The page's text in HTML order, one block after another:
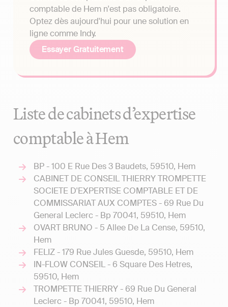
comptable de Hem n'est pas obligatoire.
Optez dès aujourd'hui pour une solution en
ligne comme Indy.
Essayer Gratuitement
Liste de cabinets d’expertise
comptable à Hem
BP - 100 E Rue Des 3 Baudets, 59510, Hem
CABINET DE CONSEIL THIERRY TROMPETTE
SOCIETE D'EXPERTISE COMPTABLE ET DE
COMMISSARIAT AUX COMPTES - 69 Rue Du
General Leclerc - Bp 70041, 59510, Hem
OVART BRUNO - 5 Allee De La Cense, 59510,
Hem
FELIZ - 179 Rue Jules Guesde, 59510, Hem
IN-FLOW CONSEIL - 6 Square Des Hetres,
59510, Hem
TROMPETTE THIERRY - 69 Rue Du General
Leclerc - Bp 70041, 59510, Hem